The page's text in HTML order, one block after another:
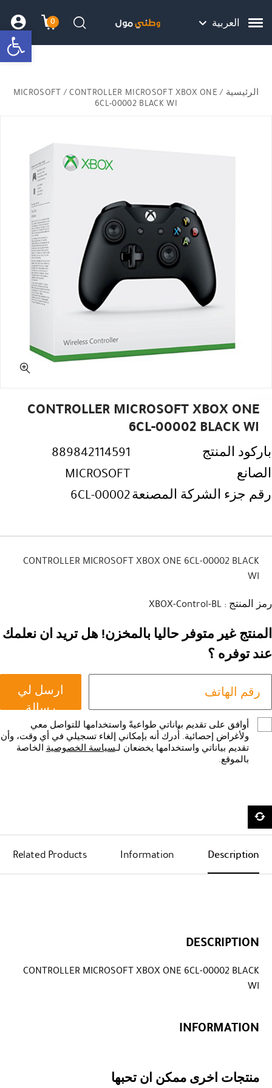
هل نزلت التطبيق ليصلك كل جديد ؟
العربية 0
עגלתחיפוש
الرئيسية /
MICROSOFT/ CONTROLLER MICROSOFT XBOX ONE
6CL-00002 BLACK WI
CONTROLLER MICROSOFT XBOX ONE
6CL-00002 BLACK WI
باركود المنتج
889842114591
الصانع
MICROSOFT
رقم جزء الشركة المصنعة6CL-00002
CONTROLLER MICROSOFT XBOX ONE 6CL-00002 BLACK
WI
رمز المنتج : XBOX-Control-BL
المنتج غير متوفر حاليا بالمخزن! هل تريد ان نعلمك
عند توفره ؟
ارسل لي
رسالة
أوافق على تقديم بياناتي طواعيةً واستخدامها للتواصل معي
ولأغراض إحصائية. أُدرك أنه بإمكاني إلغاء تسجيلي في أي وقت، وأن
تقديم بياناتي واستخدامها يخضعان لـسياسة الخصوصية الخاصة
بالموقع.
Description
Information
Related Products
DESCRIPTION
CONTROLLER MICROSOFT XBOX ONE 6CL-00002 BLACK
WI
INFORMATION
منتجات اخرى ممكن ان تحبها